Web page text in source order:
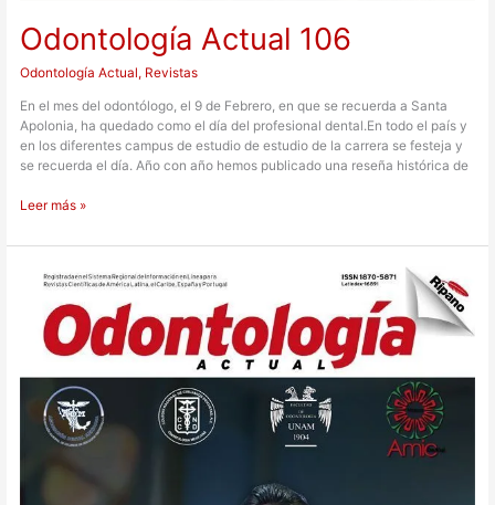
Odontología Actual 106
Odontología Actual, Revistas
En el mes del odontólogo, el 9 de Febrero, en que se recuerda a Santa
Apolonia, ha quedado como el día del profesional dental.En todo el país y
en los diferentes campus de estudio de estudio de la carrera se festeja y
se recuerda el día. Año con año hemos publicado una reseña histórica de
Leer más »
Odontología